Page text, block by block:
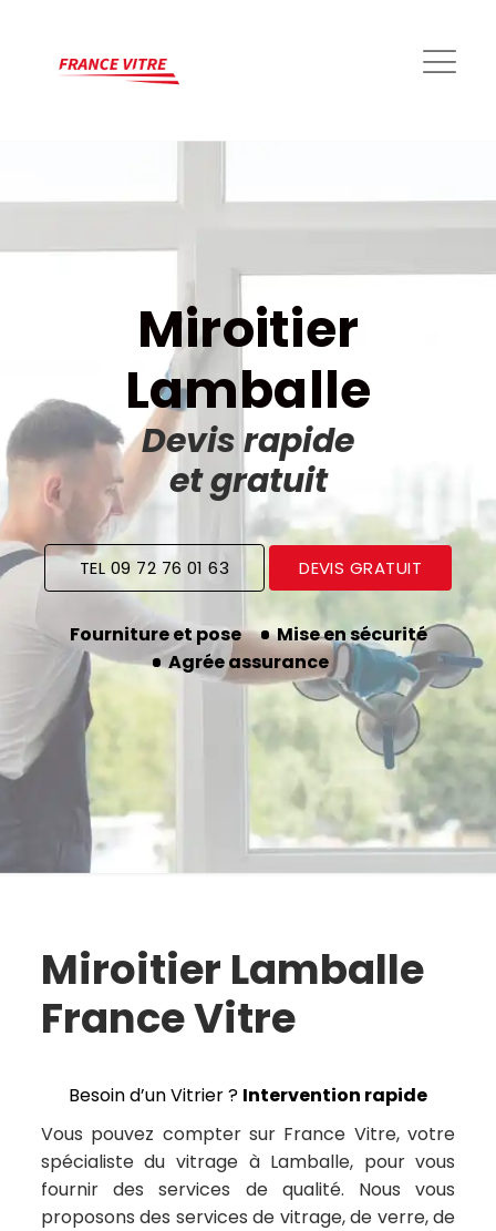
Miroitier
Lamballe
Devis rapide
et gratuit
TEL 09 72 76 01 63 DEVIS GRATUIT
Fourniture et pose
Mise en sécurité
Agrée assurance
Miroitier Lamballe
France Vitre
Besoin d’un Vitrier ? Intervention rapide
Vous pouvez compter sur France Vitre, votre
spécialiste du vitrage à Lamballe, pour vous
fournir des services de qualité. Nous vous
proposons des services de vitrage, de verre, de